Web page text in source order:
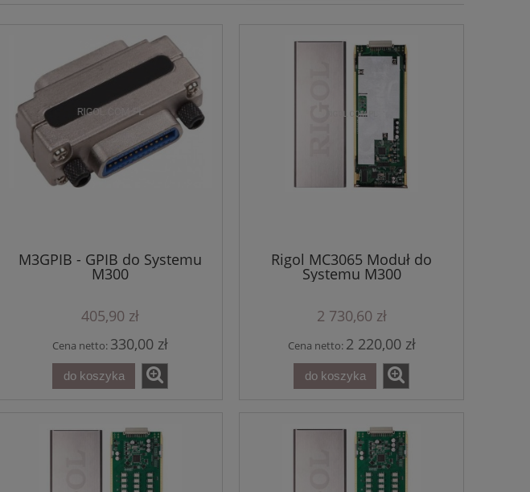
M3GPIB - GPIB do Systemu
M300
405,90 zł
Cena netto: 330,00 zł
do koszyka
Rigol MC3065 Moduł do
Systemu M300
2 730,60 zł
Cena netto: 2 220,00 zł
do koszyka